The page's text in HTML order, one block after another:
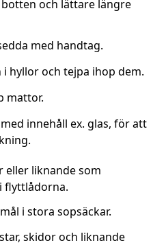
och lättare längre
med handtag.
i hyllor och tejpa ihop dem.
mattor.
innehåll ex. glas, för att
eller liknande som
flyttlådorna.
i stora sopsäckar.
skidor och liknande